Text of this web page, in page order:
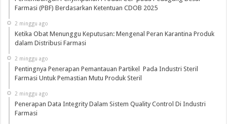
Farmasi (PBF) Berdasarkan Ketentuan CDOB 2025
2 minggu ago
Ketika Obat Menunggu Keputusan: Mengenal Peran Karantina Produk
dalam Distribusi Farmasi
2 minggu ago
Pentingnya Penerapan Pemantauan Partikel Pada Industri Steril
Farmasi Untuk Pemastian Mutu Produk Steril
2 minggu ago
Penerapan Data Integrity Dalam Sistem Quality Control Di Industri
Farmasi